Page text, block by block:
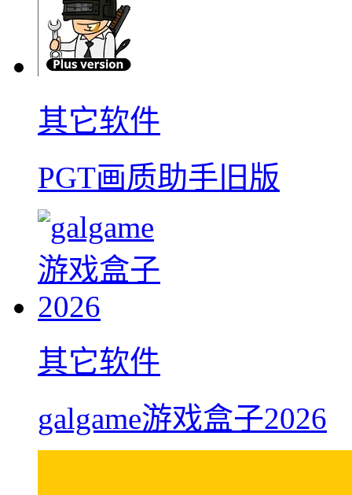
其它软件
PGT画质助手旧版
其它软件
galgame游戏盒子2026